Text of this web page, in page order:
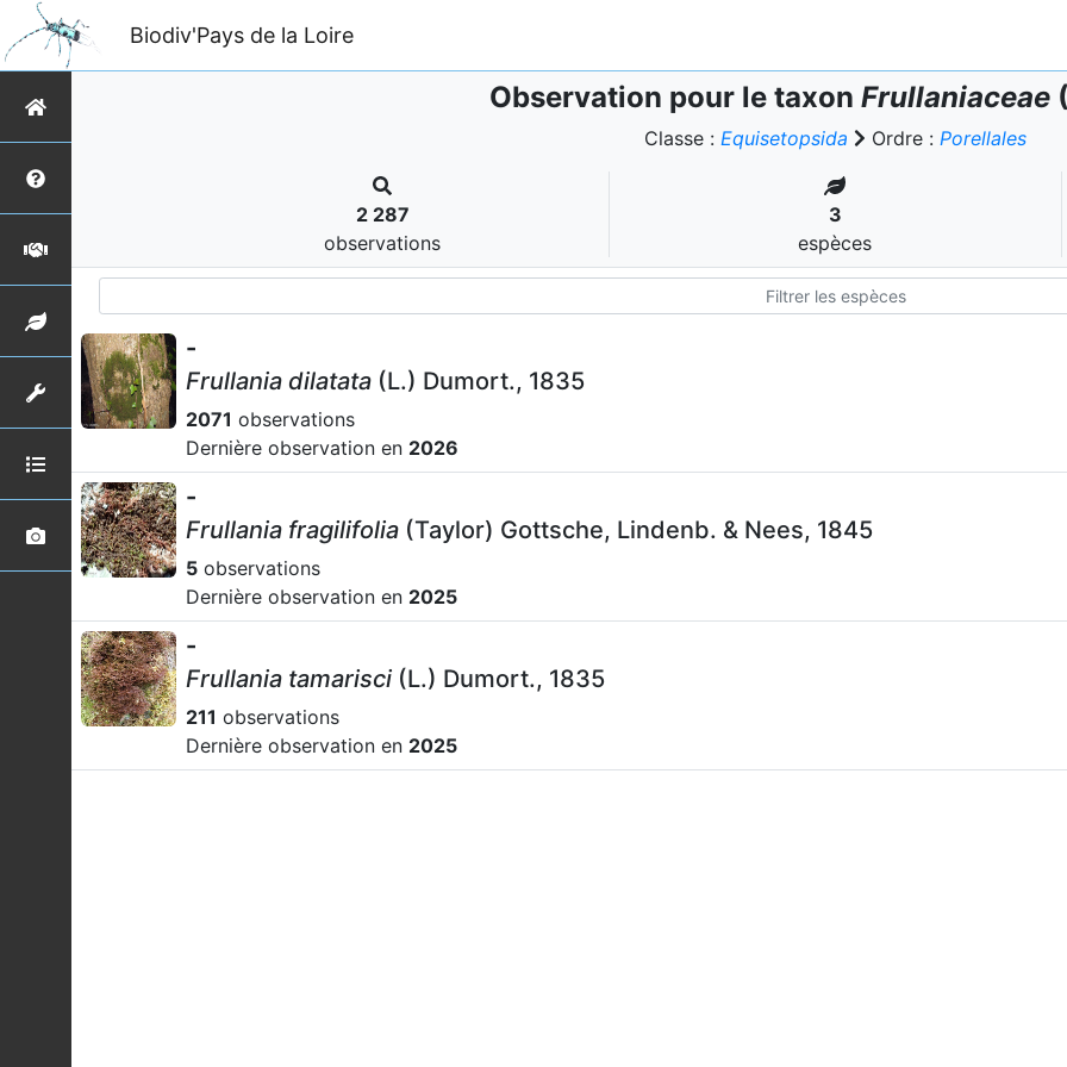
Biodiv'Pays de la Loire
Observation pour le taxon Frullaniaceae
Classe : Equisetopsida Ordre : Porellales
2 287
observations
3
espèces
-
Frullania dilatata (L.) Dumort., 1835
2071 observations
Dernière observation en 2026
-
Frullania fragilifolia (Taylor) Gottsche, Lindenb. & Nees, 1845
5 observations
Dernière observation en 2025
-
Frullania tamarisci (L.) Dumort., 1835
211 observations
Dernière observation en 2025